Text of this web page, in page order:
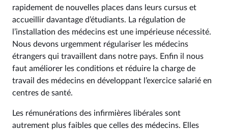
rapidement de nouvelles places dans leurs cursus et
accueillir davantage d’étudiants. La régulation de
l’installation des médecins est une impérieuse nécessité.
Nous devons urgemment régulariser les médecins
étrangers qui travaillent dans notre pays. Enfin il nous
faut améliorer les conditions et réduire la charge de
travail des médecins en développant l’exercice salarié en
centres de santé.
Les rémunérations des infirmières libérales sont
autrement plus faibles que celles des médecins. Elles